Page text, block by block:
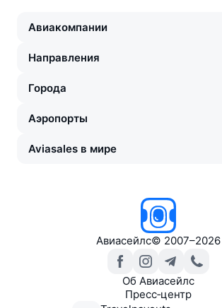
Авиакомпании
Направления
Города
Аэропорты
Aviasales в мире
Авиасейлс© 2007–2026
Об Авиасейлс
Пресс‑центр